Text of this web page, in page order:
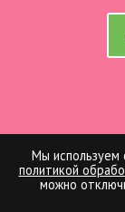
Мы используем
политикой
можно